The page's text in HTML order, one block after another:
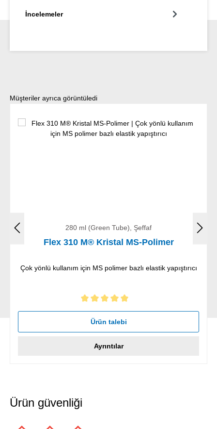
İncelemeler
Ürün galerisini atla
Müşteriler ayrıca görüntüledi
280 ml (Green Tube), Şeffaf
Flex 310 M® Kristal MS-Polimer
Çok yönlü kullanım için MS polimer bazlı elastik yapıştırıcı
5 yıldız üzerinden 5 ortalama puanı
Ürün talebi
Ayrıntılar
Ürün güvenliği